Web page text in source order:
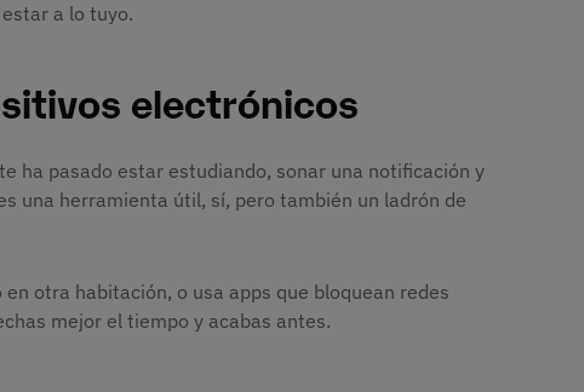
a lo tuyo.
electrónicos
ha pasado estar estudiando, sonar una notificación y
una herramienta útil, sí, pero también un ladrón de
otra habitación, o usa apps que bloquean redes
mejor el tiempo y acabas antes.